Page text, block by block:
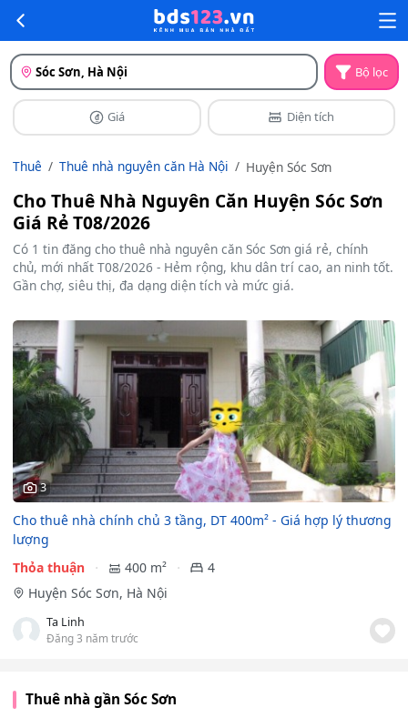
Sóc Sơn, Hà Nội Bộ lọc
Giá Diện tích
Thuê Thuê nhà nguyên căn Hà Nội Huyện Sóc Sơn
Cho Thuê Nhà Nguyên Căn Huyện Sóc Sơn
Giá Rẻ T08/2026
Có 1 tin đăng cho thuê nhà nguyên căn Sóc Sơn giá rẻ, chính
chủ, mới nhất T08/2026 - Hẻm rộng, khu dân trí cao, an ninh tốt.
Gần chợ, siêu thị, đa dạng diện tích và mức giá.
3
Cho thuê nhà chính chủ 3 tầng, DT 400m² - Giá hợp lý thương
lượng
Thỏa thuận
400 m²
4
Huyện Sóc Sơn, Hà Nội
Ta Linh
Đăng 3 năm trước
Thuê nhà gần Sóc Sơn